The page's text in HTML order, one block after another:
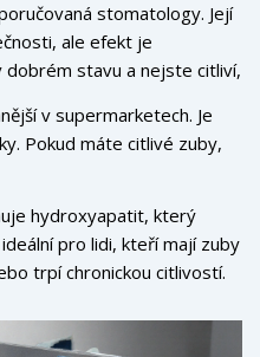
stomatology. Její
ale efekt je
dobrém stavu a nejste citliví,
v supermarketech. Je
Pokud máte citlivé zuby,
hydroxyapatit, který
pro lidi, kteří mají zuby
trpí chronickou citlivostí.